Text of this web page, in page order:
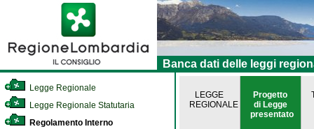
Banca dati delle leggi
Legge Regionale
Legge Regionale Statutaria
Regolamento Interno
LEGGE
REGIONALE
Progetto
di Legge
presentato